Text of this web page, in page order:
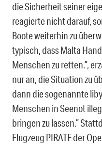
die Sicherheit seiner
reagierte nicht darauf,
Boote weiterhin zu
typisch, dass Malta
Menschen zu retten.”,
nur an, die Situation zu
dann die sogenannte
Menschen in Seenot
bringen zu lassen.”
Flugzeug PIRATE der